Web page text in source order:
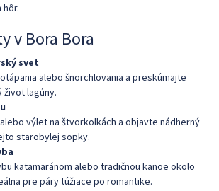
hôr.
v Bora Bora
svet
alebo šnorchlovania a preskúmajte
lagúny.
výlet na štvorkolkách a objavte nádherný
starobylej sopky.
katamaránom alebo tradičnou kanoe okolo
pre páry túžiace po romantike.